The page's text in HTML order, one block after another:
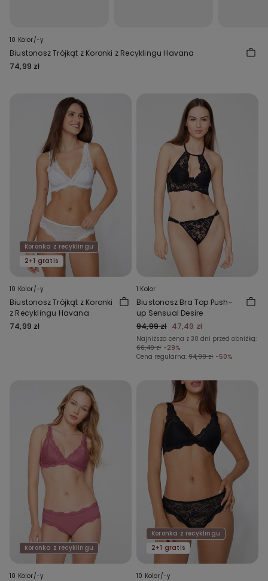
10 Kolor/-y
Biustonosz Trójkąt z Koronki z Recyklingu Havana
74,99 zł
Koronka z recyklingu
2+1 gratis
10 Kolor/-y
Biustonosz Trójkąt z Koronki
z Recyklingu Havana
74,99 zł
1 Kolor
Biustonosz Bra Top Push-
up Sensual Desire
94,99 zł 47,49 zł
Najniższa cena z 30 dni przed obniżką:
66,49 zł -29%
Cena regularna: 94,99 zł -50%
Koronka z recyklingu
10 Kolor/-y
Koronka z recyklingu
2+1 gratis
10 Kolor/-y